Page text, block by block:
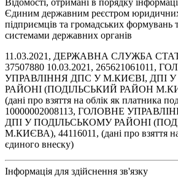
Єдиним державним реєстром юридичних
підприємців та громадських формувань
системами державних органів
11.03.2021, ДЕРЖАВНА СЛУЖБА
37507880 10.03.2021, 265621061011,
УПРАВЛІННЯ ДПС У М.КИЄВІ, ДПІ
РАЙОНІ (ПОДІЛЬСЬКИЙ РАЙОН
(дані про взяття на облік як платника
10000002008113, ГОЛОВНЕ
ДПІ У ПОДІЛЬСЬКОМУ РАЙОНІ
М.КИЄВА), 44116011, (дані про взяття
єдиного внеску)
Інформація для здійснення зв'язку